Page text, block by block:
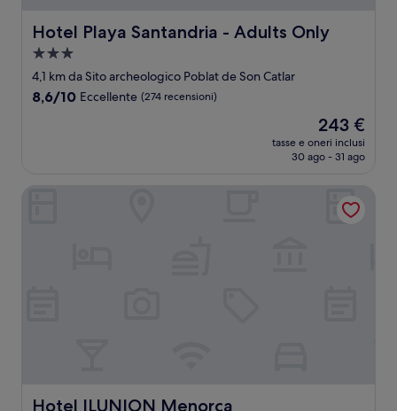
Hotel Playa Santandria - Adults Only
Hotel Playa Santandria - Adults Only
Struttura
a
3.0
4,1 km da Sito archeologico Poblat de Son Catlar
8.6
8,6/10 Eccellente (274 recensioni)
Il
prezzo
attuale
243 €
243 €
tasse e oneri inclusi
30 ago - 31 ago
Hotel ILUNION Menorca
Hotel ILUNION Menorca